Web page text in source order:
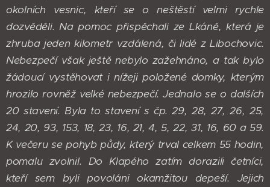
okolních vesnic, kteří se o neštěstí velmi rychle
dozvěděli. Na pomoc přispěchali ze Lkáně, která je
zhruba jeden kilometr vzdálená, či lidé z Libochovic.
Nebezpečí však ještě nebylo zažehnáno, a tak bylo
žádoucí vystěhovat i nížeji položené domky, kterým
hrozilo rovněž velké nebezpečí. Jednalo se o dalších
20 stavení. Byla to stavení s čp. 29, 28, 27, 26, 25,
24, 20, 93, 153, 18, 23, 16, 21, 4, 5, 22, 31, 16, 60 a 59.
K večeru se pohyb půdy, který trval celkem 55 hodin,
pomalu zvolnil. Do Klapého zatím dorazili četníci,
kteří sem byli povoláni okamžitou depeší. Jejich